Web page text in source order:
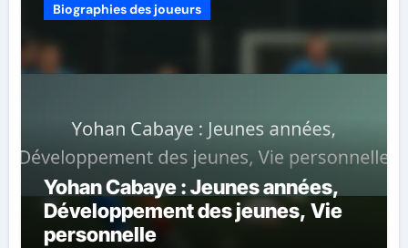
Biographies des joueurs
Yohan Cabaye : Jeunes années,
Développement des jeunes, Vie
personnelle